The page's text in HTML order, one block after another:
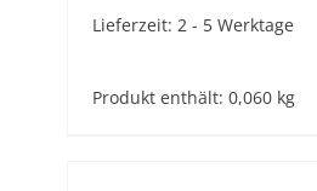
Lieferzeit: 2 - 5 Werktage
Produkt enthält: 0,060 kg